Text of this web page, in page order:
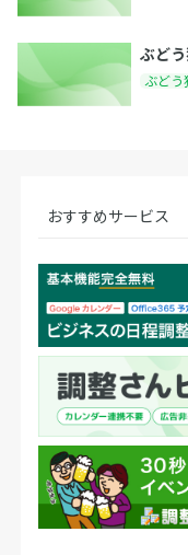
ぶど
ぶどう
おすすめサービス